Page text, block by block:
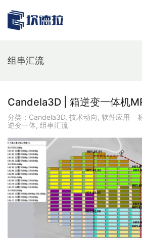
组串汇流
Candela3D | 箱逆变一体机
分类： Candela3D, 技术动向 , 软件应用
逆变一体, 组串汇流